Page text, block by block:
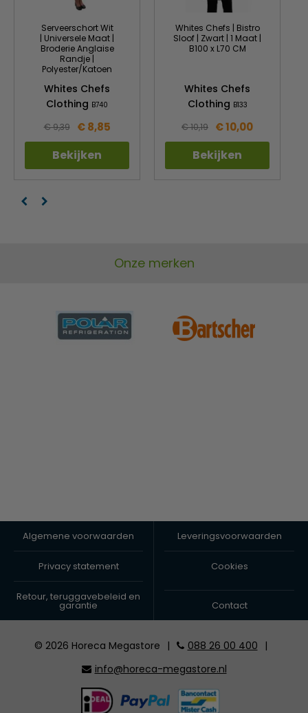
Serveerschort Wit
| Universele Maat |
Broderie Anglaise
Randje |
Polyester/Katoen
Whites Chefs
Clothing B740
€ 9,39 € 8,85
Bekijken
Whites Chefs | Bistro
Sloof | Zwart | 1 Maat |
B100 x L70 CM
Whites Chefs
Clothing B133
€ 10,19 € 10,00
Bekijken
Onze merken
Algemene voorwaarden Leveringsvoorwaarden
Privacy statement Cookies
Retour, teruggavebeleid en
garantie Contact
© 2026 Horeca Megastore | 088 26 00 400
|
info@horeca-megastore.nl